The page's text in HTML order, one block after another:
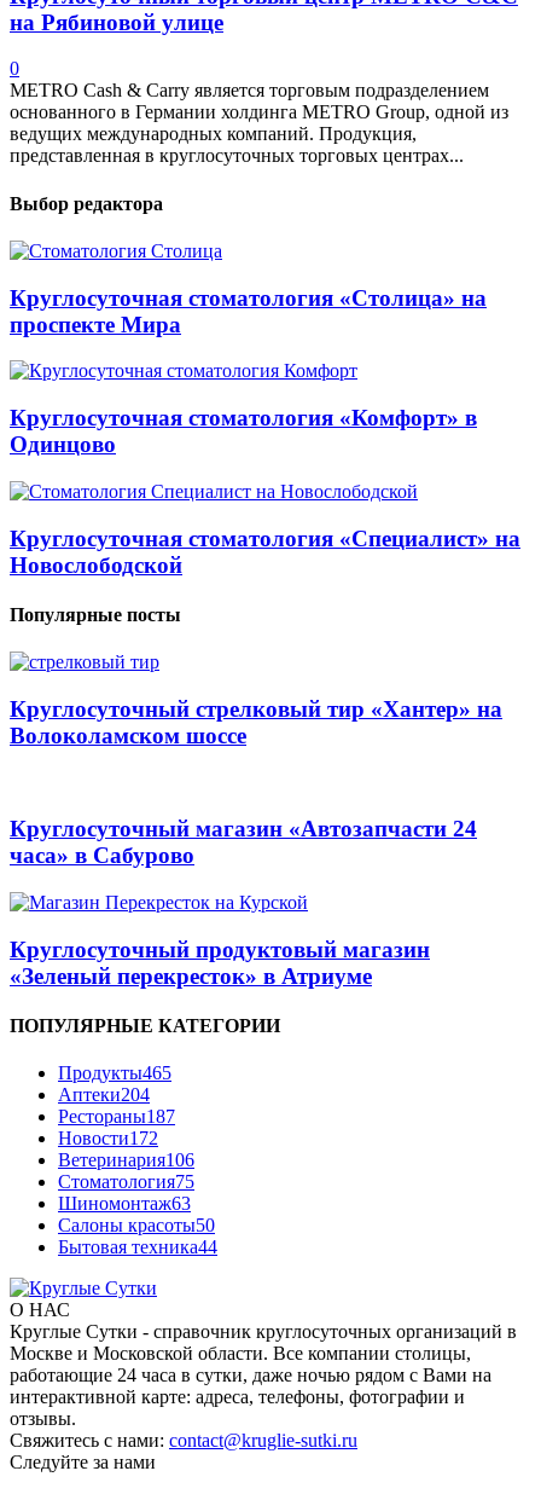
на Рябиновой улице
0
METRO Cash & Carry является торговым подразделением
основанного в Германии холдинга METRO Group, одной из
ведущих международных компаний. Продукция,
представленная в круглосуточных торговых центрах...
Выбор редактора
Круглосуточная стоматология «Столица» на
проспекте Мира
Круглосуточная стоматология «Комфорт» в
Одинцово
Круглосуточная стоматология «Специалист» на
Новослободской
Популярные посты
Круглосуточный стрелковый тир «Хантер» на
Волоколамском шоссе
Круглосуточный магазин «Автозапчасти 24
часа» в Сабурово
Круглосуточный продуктовый магазин
«Зеленый перекресток» в Атриуме
ПОПУЛЯРНЫЕ КАТЕГОРИИ
Продукты465
Аптеки204
Рестораны187
Новости172
Ветеринария106
Стоматология75
Шиномонтаж63
Салоны красоты50
Бытовая техника44
О НАС
Круглые Сутки - справочник круглосуточных организаций в
Москве и Московской области. Все компании столицы,
работающие 24 часа в сутки, даже ночью рядом с Вами на
интерактивной карте: адреса, телефоны, фотографии и
отзывы.
Свяжитесь с нами: contact@kruglie-sutki.ru
Следуйте за нами